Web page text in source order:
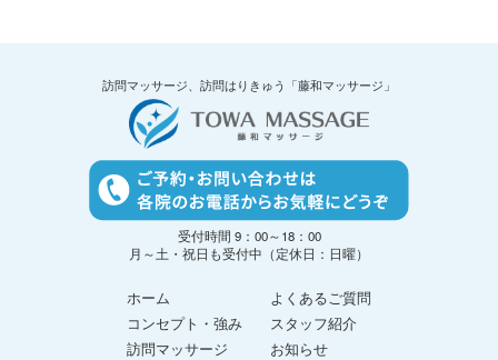
訪問マッサージ、訪問はりきゅう「藤和マッサージ」
受付時間 9：00～18：00
月～土・祝日も受付中（定休日：日曜）
ホーム
コンセプト・強み
訪問マッサージ
よくあるご質問
スタッフ紹介
お知らせ